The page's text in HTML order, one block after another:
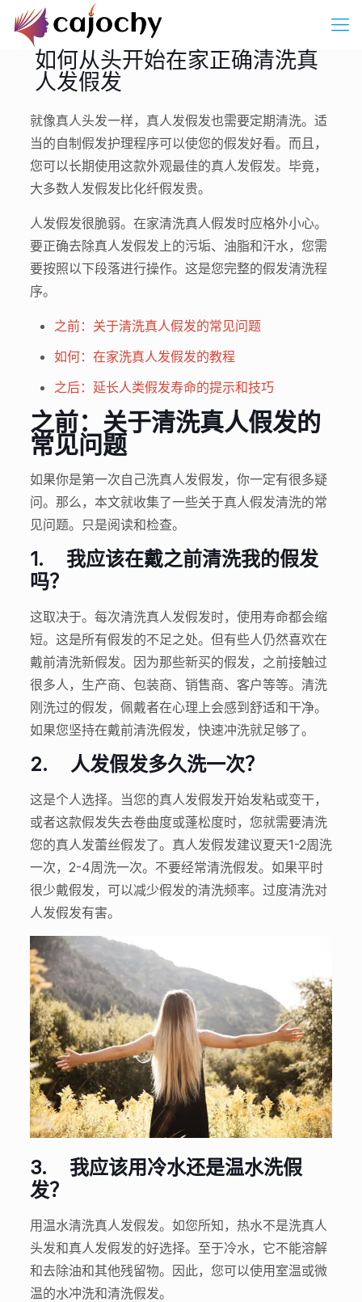
如何从头开始在家正确清洗真
人发假发
就像真人头发一样，真人发假发也需要定期清洗。适
当的自制假发护理程序可以使您的假发好看。而且，
您可以长期使用这款外观最佳的真人发假发。毕竟，
大多数人发假发比化纤假发贵。
人发假发很脆弱。在家清洗真人假发时应格外小心。
要正确去除真人发假发上的污垢、油脂和汗水，您需
要按照以下段落进行操作。这是您完整的假发清洗程
序。
之前：关于清洗真人假发的常见问题
如何：在家洗真人发假发的教程
之后：延长人类假发寿命的提示和技巧
之前：关于清洗真人假发的
常见问题
如果你是第一次自己洗真人发假发，你一定有很多疑
问。那么，本文就收集了一些关于真人假发清洗的常
见问题。只是阅读和检查。
1. 我应该在戴之前清洗我的假发
吗？
这取决于。每次清洗真人发假发时，使用寿命都会缩
短。这是所有假发的不足之处。但有些人仍然喜欢在
戴前清洗新假发。因为那些新买的假发，之前接触过
很多人，生产商、包装商、销售商、客户等等。清洗
刚洗过的假发，佩戴者在心理上会感到舒适和干净。
如果您坚持在戴前清洗假发，快速冲洗就足够了。
2. 人发假发多久洗一次？
这是个人选择。当您的真人发假发开始发粘或变干，
或者这款假发失去卷曲度或蓬松度时，您就需要清洗
您的真人发蕾丝假发了。真人发假发建议夏天1-2周洗
一次，2-4周洗一次。不要经常清洗假发。如果平时
很少戴假发，可以减少假发的清洗频率。过度清洗对
人发假发有害。
3. 我应该用冷水还是温水洗假
发？
用温水清洗真人发假发。如您所知，热水不是洗真人
头发和真人发假发的好选择。至于冷水，它不能溶解
和去除油和其他残留物。因此，您可以使用室温或微
温的水冲洗和清洗假发。